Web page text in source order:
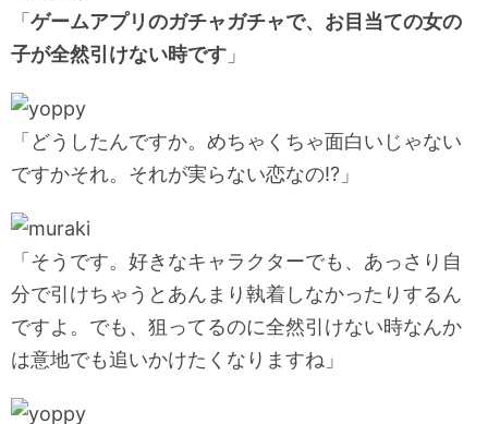
「 ゲームアプリのガチャガチャで、お目当ての女の
子が全然引けない時です 」
「どうしたんですか。めちゃくちゃ面白いじゃない
ですかそれ。それが実らない恋なの!?」
「そうです。好きなキャラクターでも、あっさり自
分で引けちゃうとあんまり執着しなかったりするん
ですよ。でも、狙ってるのに全然引けない時なんか
は意地でも追いかけたくなりますね」